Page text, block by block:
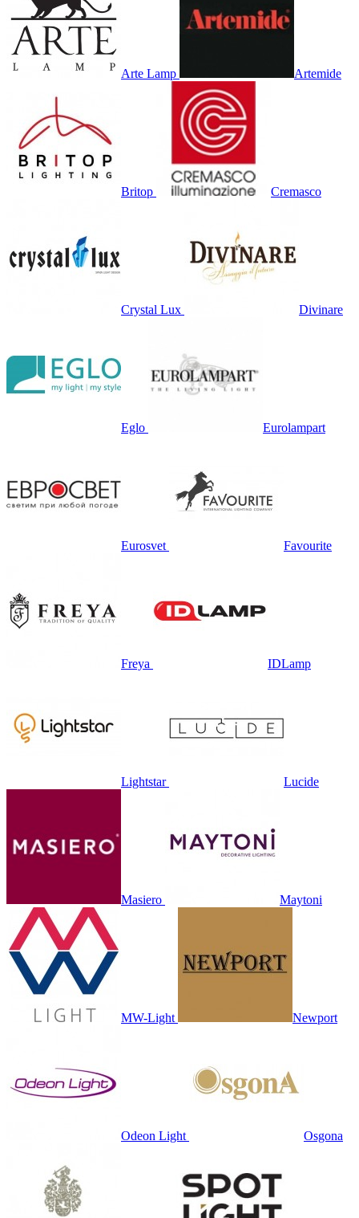
Arte Lamp Artemide
Britop Cremasco
Crystal Lux Divinare
Eglo Eurolampart
Eurosvet Favourite
Freya IDLamp
Lightstar Lucide
Masiero Maytoni
MW-Light Newport
Odeon Light Osgona